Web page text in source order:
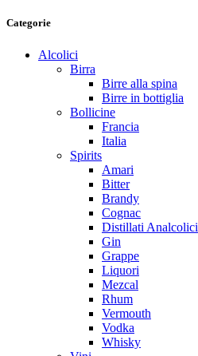
Categorie
Alcolici
Birra
Birre alla spina
Birre in bottiglia
Bollicine
Francia
Italia
Spirits
Amari
Bitter
Brandy
Cognac
Distillati Analcolici
Gin
Grappe
Liquori
Mezcal
Rhum
Vermouth
Vodka
Whisky